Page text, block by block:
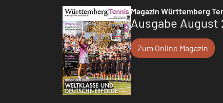
Magazin Württemberg
Ausgabe August
Zum Online Magazin